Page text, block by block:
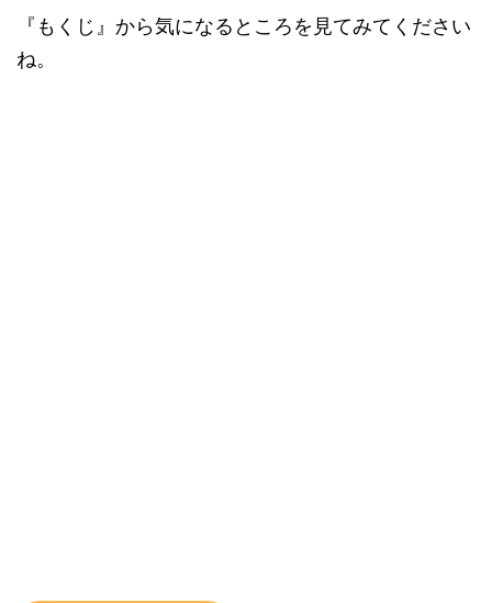
『もくじ』から気になるところを見てみてください
ね。